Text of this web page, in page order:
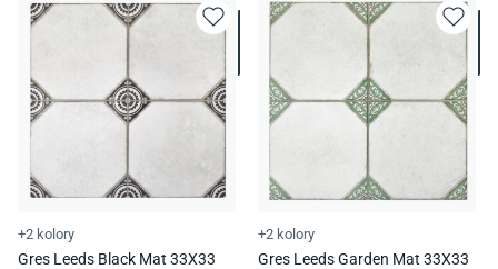
+2 kolory
Gres Leeds Black Mat 33X33
+2 kolory
Gres Leeds Garden Mat 33X33